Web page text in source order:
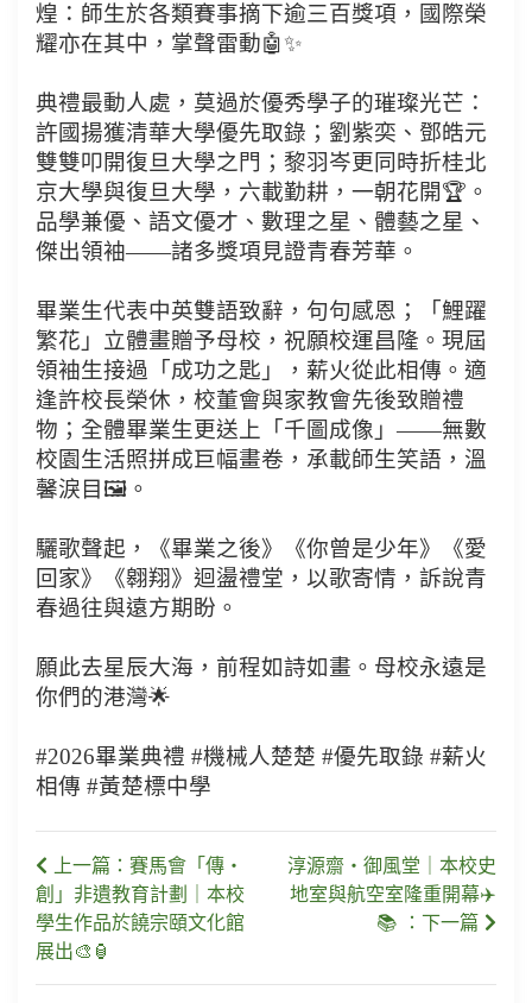
煌：師生於各類賽事摘下逾三百獎項，國際榮
耀亦在其中，掌聲雷動🤖✨
典禮最動人處，莫過於優秀學子的璀璨光芒：
許國揚獲清華大學優先取錄；劉紫奕、鄧皓元
雙雙叩開復旦大學之門；黎羽岑更同時折桂北
京大學與復旦大學，六載勤耕，一朝花開🏆。
品學兼優、語文優才、數理之星、體藝之星、
傑出領袖——諸多獎項見證青春芳華。
畢業生代表中英雙語致辭，句句感恩；「鯉躍
繁花」立體畫贈予母校，祝願校運昌隆。現屆
領袖生接過「成功之匙」，薪火從此相傳。適
逢許校長榮休，校董會與家教會先後致贈禮
物；全體畢業生更送上「千圖成像」——無數
校園生活照拼成巨幅畫卷，承載師生笑語，溫
馨淚目🖼️。
驪歌聲起，《畢業之後》《你曾是少年》《愛
回家》《翱翔》迴盪禮堂，以歌寄情，訴說青
春過往與遠方期盼。
願此去星辰大海，前程如詩如畫。母校永遠是
你們的港灣🌟
#2026畢業典禮 #機械人楚楚 #優先取錄 #薪火
相傳 #黃楚標中學
上一篇：賽馬會「傳・
創」非遺教育計劃｜本校
學生作品於饒宗頤文化館
展出🎨🏮
淳源齋・御風堂｜本校史
地室與航空室隆重開幕✈️
📚 ：下一篇